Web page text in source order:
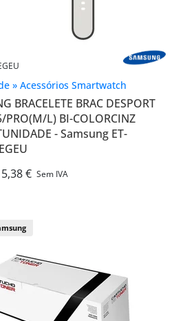
» Acessórios Smartwatch
BRACELETE BRAC DESPORT
PRO(M/L) BI-COLORCINZ
- Samsung ET-
5,38 € Sem IVA